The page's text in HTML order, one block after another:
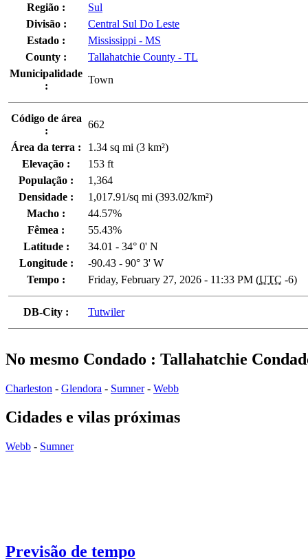
Região :
Sul
Divisão :
Central Sul Do Leste
Estado :
Mississippi - MS
County :
Tallahatchie County - TL
Municipalidade
:
Town
Código de área
:
662
Área da terra :
1.34 sq mi (3 km²)
Elevação :
153 ft
População :
1,364
Densidade :
1,017.91/sq mi (393.02/km²)
Macho :
44.57%
Fêmea :
55.43%
Latitude :
34.01 - 34° 0' N
Longitude :
-90.43 - 90° 3' W
Tempo :
Friday, February 27, 2026 - 11:33 PM (UTC -6)
DB-City : Tutwiler
No mesmo Condado : Tallahatchie
Charleston - Glendora - Sumner- Webb
Cidades e vilas próximas
Webb - Sumner
Previsão de tempo